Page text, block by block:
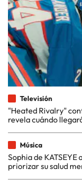
Televisión
"Heated Rivalry"
revela cuándo
Música
Sophia de
priorizar su salud